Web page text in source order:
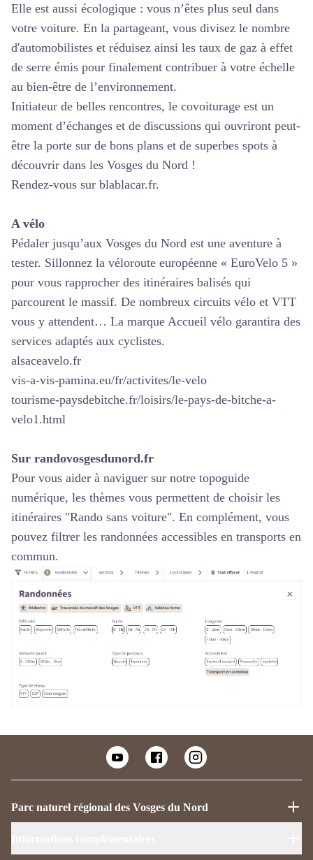
Elle est aussi écologique : vous n’êtes plus seul dans
votre voiture. En la partageant, vous divisez le nombre
d'automobilistes et réduisez ainsi les taux de gaz à effet
de serre émis pour finalement contribuer à votre échelle
au bien-être de l’environnement.
Initiateur de belles rencontres, le covoiturage est un
moment d’échanges et de discussions qui ouvriront peut-
être la porte sur de bons plans et de superbes spots à
découvrir dans les Vosges du Nord !
Rendez-vous sur blablacar.fr.
A vélo
Pédaler jusqu’aux Vosges du Nord est une aventure à
tester. Sillonnez la véloroute européenne « EuroVelo 5 »
pour vous rapprocher des itinéraires balisés qui
parcourent le massif. De nombreux circuits vélo et VTT
vous y attendent… La marque Accueil vélo garantira des
services adaptés aux cyclistes.
alsaceavelo.fr
vis-a-vis-pamina.eu/fr/activites/le-velo
tourisme-paysdebitche.fr/loisirs/le-pays-de-bitche-a-
velo1.html
Sur randovosgesdunord.fr
Pour vous aider à naviguer sur notre topoguide
numérique, les thèmes vous permettent de choisir les
itinéraires "Rando sans voiture". En complément, vous
pouvez filtrer les randonnées accessibles en transports en
commun.
Parc naturel régional des Vosges du Nord